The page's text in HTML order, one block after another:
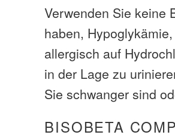
Verwenden Sie keine
haben,
allergisch auf
in der Lage zu
Sie schwanger sind
BISOBETA